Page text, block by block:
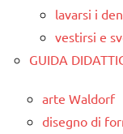
lavarsi i
vestirsi e
GUIDA
arte Waldorf
disegno di